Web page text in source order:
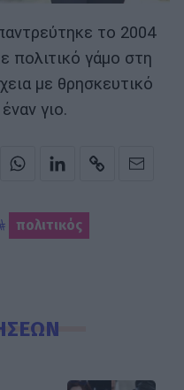
το 2004
πολιτικό γάμο στη
με θρησκευτικό
γιο.
πολιτικός